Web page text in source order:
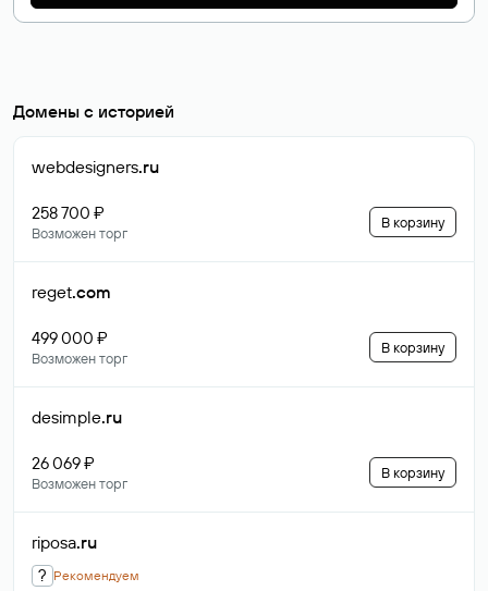
Домены с историей
webdesigners.ru
258 700 ₽
Возможен торг
В корзину
reget.com
499 000 ₽
Возможен торг
В корзину
desimple.ru
26 069 ₽
Возможен торг
В корзину
riposa.ru
? Рекомендуем